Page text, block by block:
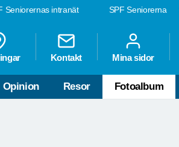
SPF Seniorerna
Seniorernas intranät
Kontakt Mina sidor
Opinion Resor Fotoalbum